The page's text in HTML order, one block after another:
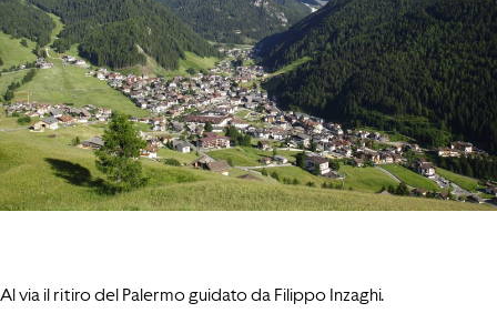
Al via il ritiro del Palermo guidato da Filippo Inzaghi.